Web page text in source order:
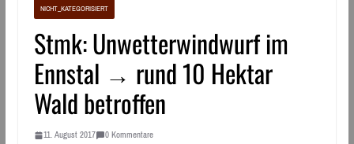
NICHT_KATEGORISIERT
Stmk: Unwetterwindwurf im
Ennstal → rund 10 Hektar
Wald betroffen
11. August 2017 0 Kommentare